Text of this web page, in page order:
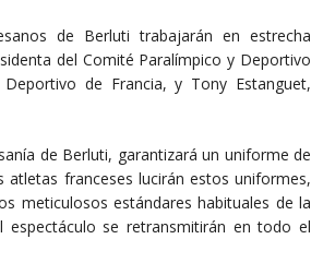
de Berluti trabajarán en estrecha
del Comité Paralímpico y Deportivo
de Francia, y Tony Estanguet,
de Berluti, garantizará un uniforme de
franceses lucirán estos uniformes,
meticulosos estándares habituales de la
espectáculo se retransmitirán en todo el